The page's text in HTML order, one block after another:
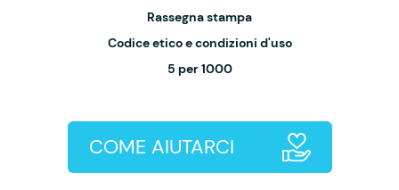
Rassegna stampa
Codice etico e condizioni d'uso
5 per 1000
COME AIUTARCI